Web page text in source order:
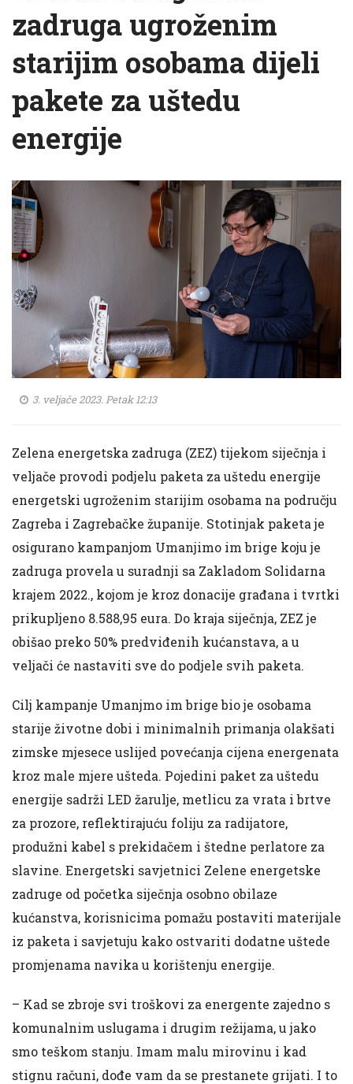
zadruga ugroženim
starijim osobama dijeli
pakete za uštedu
energije
3. veljače 2023. Petak 12:13
Zelena energetska zadruga (ZEZ) tijekom siječnja i
veljače provodi podjelu paketa za uštedu energije
energetski ugroženim starijim osobama na području
Zagreba i Zagrebačke županije. Stotinjak paketa je
osigurano kampanjom Umanjimo im brige koju je
zadruga provela u suradnji sa Zakladom Solidarna
krajem 2022., kojom je kroz donacije građana i tvrtki
prikupljeno 8.588,95 eura. Do kraja siječnja, ZEZ je
obišao preko 50% predviđenih kućanstava, a u
veljači će nastaviti sve do podjele svih paketa.
Cilj kampanje Umanjmo im brige bio je osobama
starije životne dobi i minimalnih primanja olakšati
zimske mjesece uslijed povećanja cijena energenata
kroz male mjere ušteda. Pojedini paket za uštedu
energije sadrži LED žarulje, metlicu za vrata i brtve
za prozore, reflektirajuću foliju za radijatore,
produžni kabel s prekidačem i štedne perlatore za
slavine. Energetski savjetnici Zelene energetske
zadruge od početka siječnja osobno obilaze
kućanstva, korisnicima pomažu postaviti materijale
iz paketa i savjetuju kako ostvariti dodatne uštede
promjenama navika u korištenju energije.
– Kad se zbroje svi troškovi za energente zajedno s
komunalnim uslugama i drugim režijama, u jako
smo teškom stanju. Imam malu mirovinu i kad
stignu računi, dođe vam da se prestanete grijati. I to